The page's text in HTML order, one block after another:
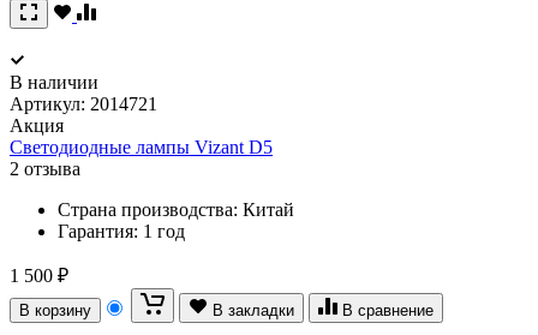
В наличии
Артикул: 2014721
Акция
Светодиодные лампы Vizant D5
2 отзыва
Страна производства: Китай
Гарантия: 1 год
1 500 ₽
В корзину В закладки В сравнение